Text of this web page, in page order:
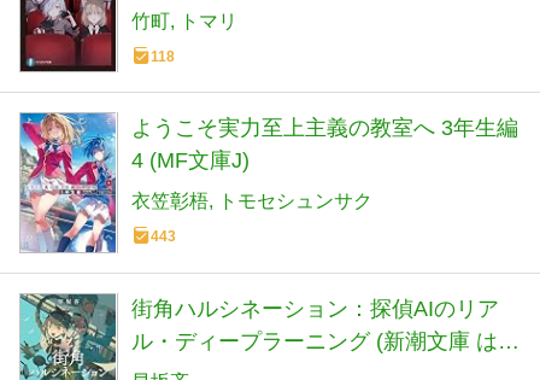
竹町 トマリ
118
ようこそ実力至上主義の教室へ 3年生編
4 (MF文庫J)
衣笠彰梧 トモセシュンサク
443
街角ハルシネーション：探偵AIのリア
ル・ディープラーニング (新潮文庫 は
72-5)